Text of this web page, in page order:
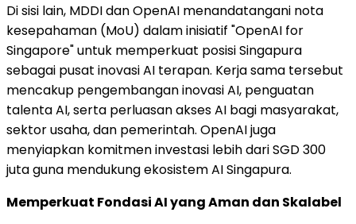
Di sisi lain, MDDI dan OpenAI menandatangani nota
kesepahaman (MoU) dalam inisiatif "OpenAI for
Singapore" untuk memperkuat posisi Singapura
sebagai pusat inovasi AI terapan. Kerja sama tersebut
mencakup pengembangan inovasi AI, penguatan
talenta AI, serta perluasan akses AI bagi masyarakat,
sektor usaha, dan pemerintah. OpenAI juga
menyiapkan komitmen investasi lebih dari SGD 300
juta guna mendukung ekosistem AI Singapura.
Memperkuat Fondasi AI yang Aman dan Skalabel